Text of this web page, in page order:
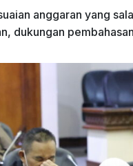
anggaran yang
dukungan